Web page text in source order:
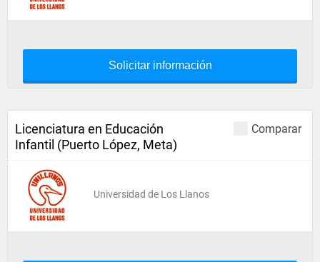
Solicitar información
Comparar
Licenciatura en Educación
Infantil (Puerto López, Meta)
Universidad de Los Llanos